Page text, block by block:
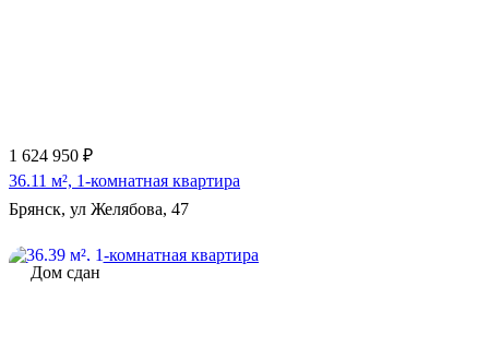
1 624 950 ₽
36.11 м², 1-комнатная квартира
Брянск, ул Желябова, 47
Дом сдан